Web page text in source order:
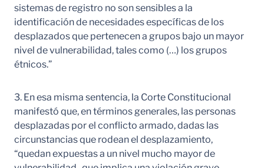
sistemas de registro no son sensibles a la
identificación de necesidades específicas de los
desplazados que pertenecen a grupos bajo un mayor
nivel de vulnerabilidad, tales como (…) los grupos
étnicos.”
3. En esa misma sentencia, la Corte Constitucional
manifestó que, en términos generales, las personas
desplazadas por el conflicto armado, dadas las
circunstancias que rodean el desplazamiento,
“quedan expuestas a un nivel mucho mayor de